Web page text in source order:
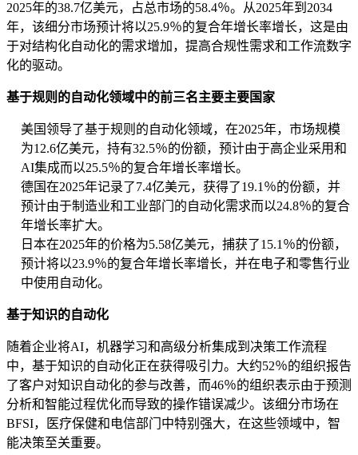
2025年的38.7亿美元，占总市场的58.4％。从2025年到2034
年，该细分市场预计将以25.9％的复合年增长率增长，这是由
于对结构化自动化的需求增加，提高合规性需求和工作流数字
化的驱动。
基于规则的自动化领域中的前三名主要主要国家
美国领导了基于规则的自动化领域，在2025年，市场规模
为12.6亿美元，持有32.5％的份额，预计由于高企业采用和
AI集成而以25.5％的复合年增长率增长。
德国在2025年记录了7.4亿美元，获得了19.1％的份额，并
预计由于制造业和工业部门的自动化需求而以24.8％的复合
年增长率扩大。
日本在2025年的价格为5.58亿美元，捕获了15.1％的份额，
预计将以23.9％的复合年增长率增长，并在电子和零售行业
中使用自动化。
基于知识的自动化
随着企业将AI，机器学习和高级分析集成到决策工作流程
中，基于知识的自动化正在获得吸引力。大约52％的组织报告
了客户对知识自动化的参与改善，而46％的组织表示由于预测
分析和智能过程优化而导致的操作错误减少。该细分市场在
BFSI，医疗保健和电信部门中特别强大，在这些领域中，智
能决策至关重要。